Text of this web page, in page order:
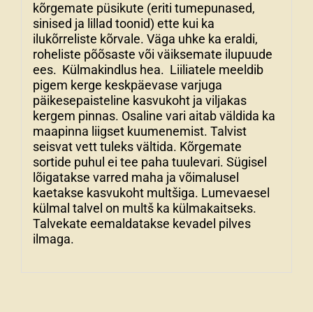
kõrgemate püsikute (eriti tumepunased,
sinised ja lillad toonid) ette kui ka
ilukõrreliste kõrvale. Väga uhke ka eraldi,
roheliste põõsaste või väiksemate ilupuude
ees. Külmakindlus hea. Liiliatele meeldib
pigem kerge keskpäevase varjuga
päikesepaisteline kasvukoht ja viljakas
kergem pinnas. Osaline vari aitab väldida ka
maapinna liigset kuumenemist. Talvist
seisvat vett tuleks vältida. Kõrgemate
sortide puhul ei tee paha tuulevari. Sügisel
lõigatakse varred maha ja võimalusel
kaetakse kasvukoht multšiga. Lumevaesel
külmal talvel on multš ka külmakaitseks.
Talvekate eemaldatakse kevadel pilves
ilmaga.